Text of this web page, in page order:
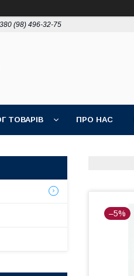
(98) 496-32-75
ТОВАРІВ ПРО НАС
–5%